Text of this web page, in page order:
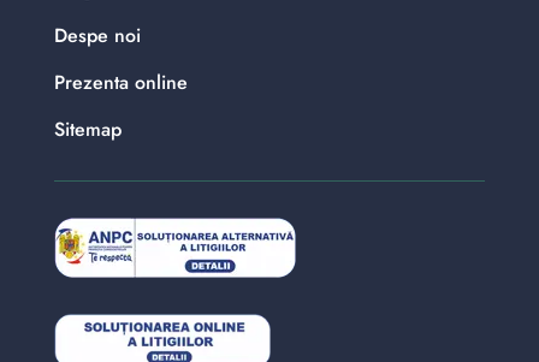
Despe noi
Prezenta online
Sitemap